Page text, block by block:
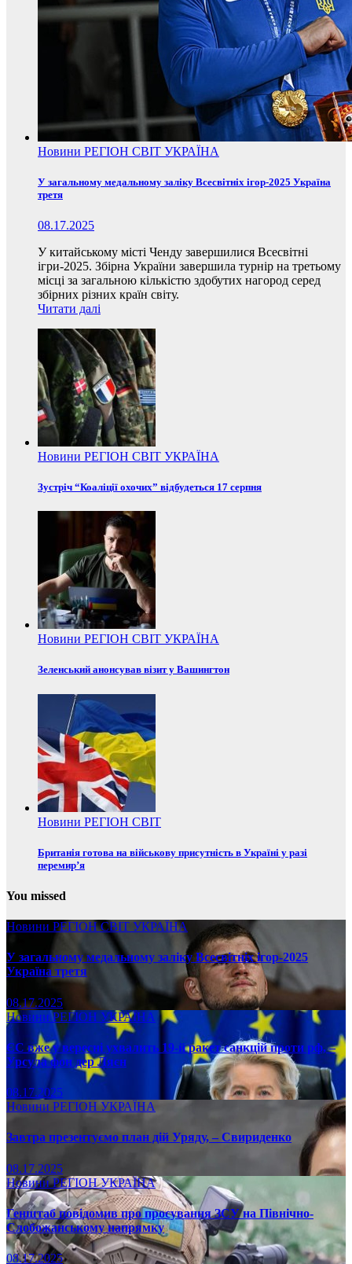
Новини РЕГІОН СВІТ УКРАЇНА
У загальному медальному заліку Всесвітніх ігор-2025 Україна
третя
08.17.2025
У китайському місті Ченду завершилися Всесвітні
ігри-2025. Збірна України завершила турнір на третьому
місці за загальною кількістю здобутих нагород серед
збірних різних країн світу.
Читати далі
Новини РЕГІОН СВІТ УКРАЇНА
Зустріч “Коаліції охочих” відбудеться 17 серпня
Новини РЕГІОН СВІТ УКРАЇНА
Зеленський анонсував візит у Вашингтон
Новини РЕГІОН СВІТ
Британія готова на військову присутність в Україні у разі
перемир’я
You missed
Новини РЕГІОНСВІТ УКРАЇНА
У загальному медальному заліку Всесвітніх ігор-2025
Україна третя
08.17.2025
НовиниРЕГІОН УКРАЇНА
ЄС вже у вересні ухвалить 19-й ракет санкцій проти рф, –
Урсула фон дер Ляєн
08.17.2025
Новини РЕГІОН УКРАЇНА
Завтра презентуємо план дій Уряду, – Свириденко
08.17.2025
НовиниРЕГІОНУКРАЇНА
Генштаб повідомив про просування ЗСУ на Північно-
Слобожанському напрямку
08.17.2025